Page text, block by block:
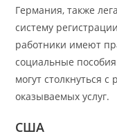
Германия, также
систему
работники имеют
социальные
могут столкнуться
оказываемых услуг.
США